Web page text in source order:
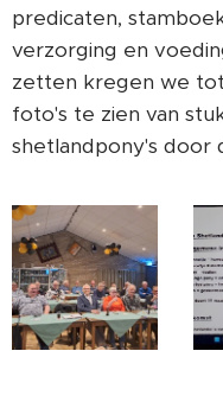
predicaten,
verzorging en
zetten kregen we
foto's te zien van
shetlandpony's door